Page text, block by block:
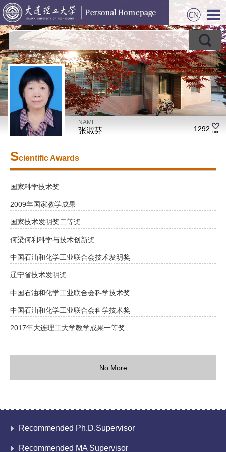
NAME
张淑芬 1292
Scientific Awards
国家科学技术奖
2009年国家教学成果
国家技术发明奖二等奖
何梁何利科学与技术创新奖
中国石油和化学工业联合会技术发明奖
辽宁省技术发明奖
中国石油和化学工业联合会科学技术奖
中国石油和化学工业联合会科学技术奖
2017年大连理工大学教学成果一等奖
No More
Recommended Ph.D.Supervisor
Recommended MA Supervisor